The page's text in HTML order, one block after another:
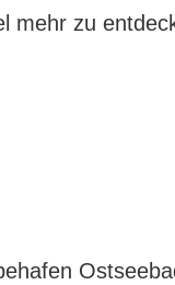
mehr zu